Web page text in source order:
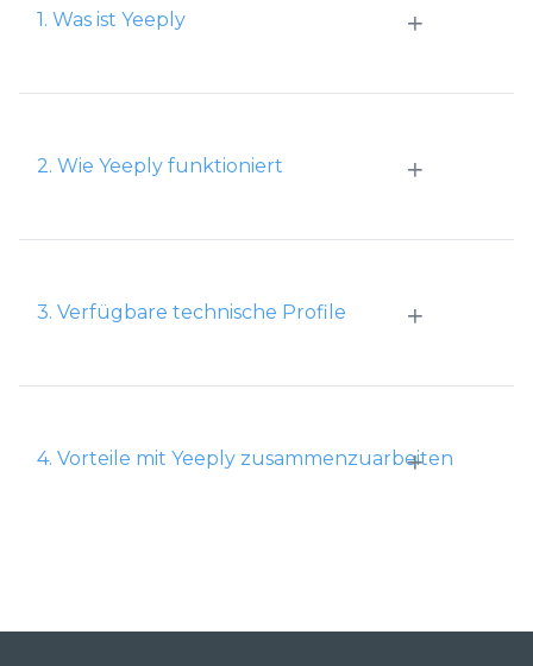
+
1. Was ist Yeeply
+
2. Wie Yeeply funktioniert
+
3. Verfügbare technische Profile
+
4. Vorteile mit Yeeply zusammenzuarbeiten